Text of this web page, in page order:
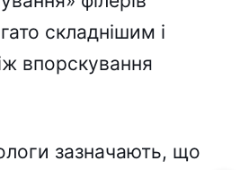
складнішим і
впорскування
зазначають, що